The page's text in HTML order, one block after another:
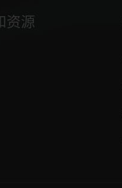
资源